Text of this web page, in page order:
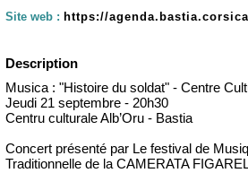
Site web : https://
Description
Musica : "Histoire du soldat" - Centre
Jeudi 21 septembre - 20h30
Centru culturale Alb’Oru - Bastia
Concert présenté par Le festival de
Traditionnelle de la CAMERATA